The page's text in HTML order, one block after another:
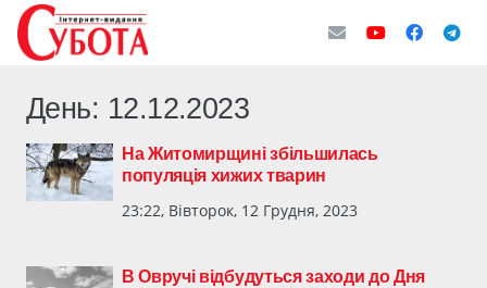
День: 12.12.2023
На Житомирщині збільшилась
популяція хижих тварин
23:22, Вівторок, 12 Грудня, 2023
В Овручі відбудуться заходи до Дня